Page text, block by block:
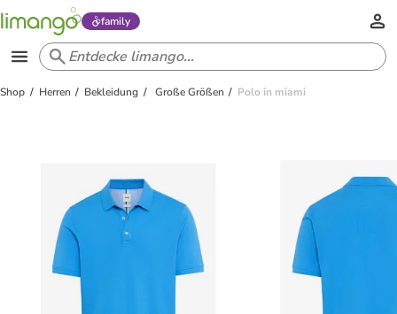
family
Shop Herren Bekleidung Große Größen Polo in miami